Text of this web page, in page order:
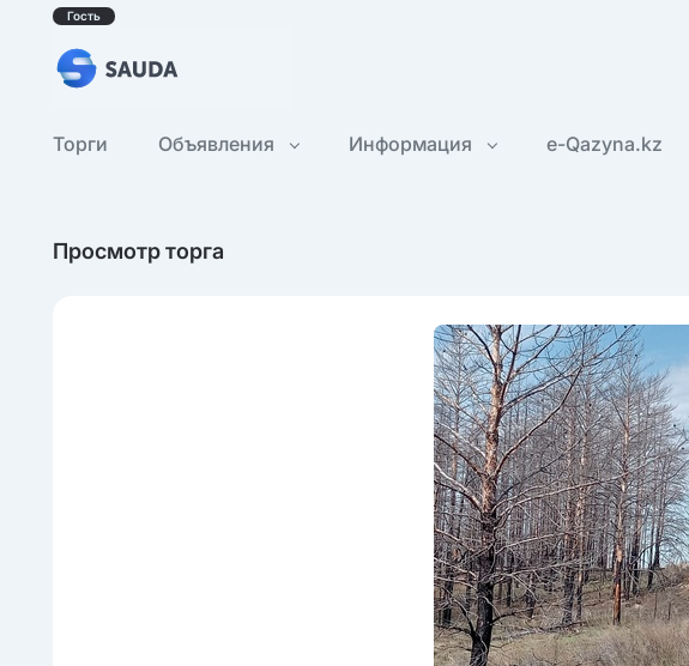
Гость
Торги Объявления Информация e-Qazyna.kz
Просмотр торга